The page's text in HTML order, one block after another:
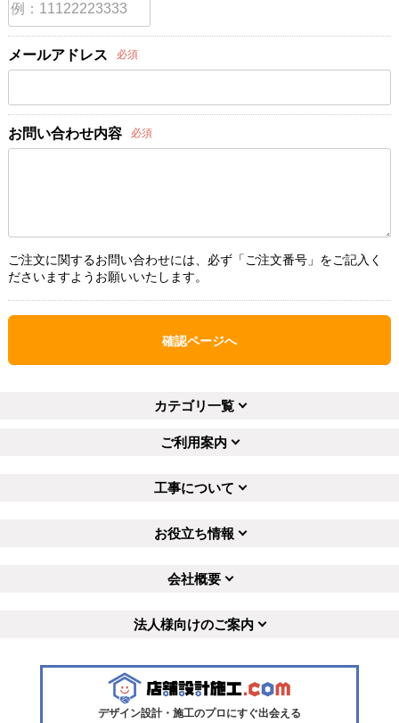
メールアドレス 必須
お問い合わせ内容 必須
ご注文に関するお問い合わせには、必ず「ご注文番号」をご記入く
ださいますようお願いいたします。
確認ページへ
カテゴリ一覧
ご利用案内
工事について
お役立ち情報
会社概要
法人様向けのご案内
デザイン設計・施工のプロにすぐ出会える